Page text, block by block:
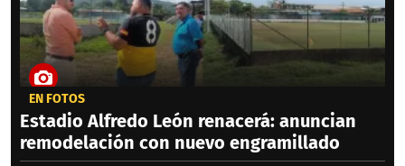
EN FOTOS
Estadio Alfredo León renacerá: anuncian
remodelación con nuevo engramillado